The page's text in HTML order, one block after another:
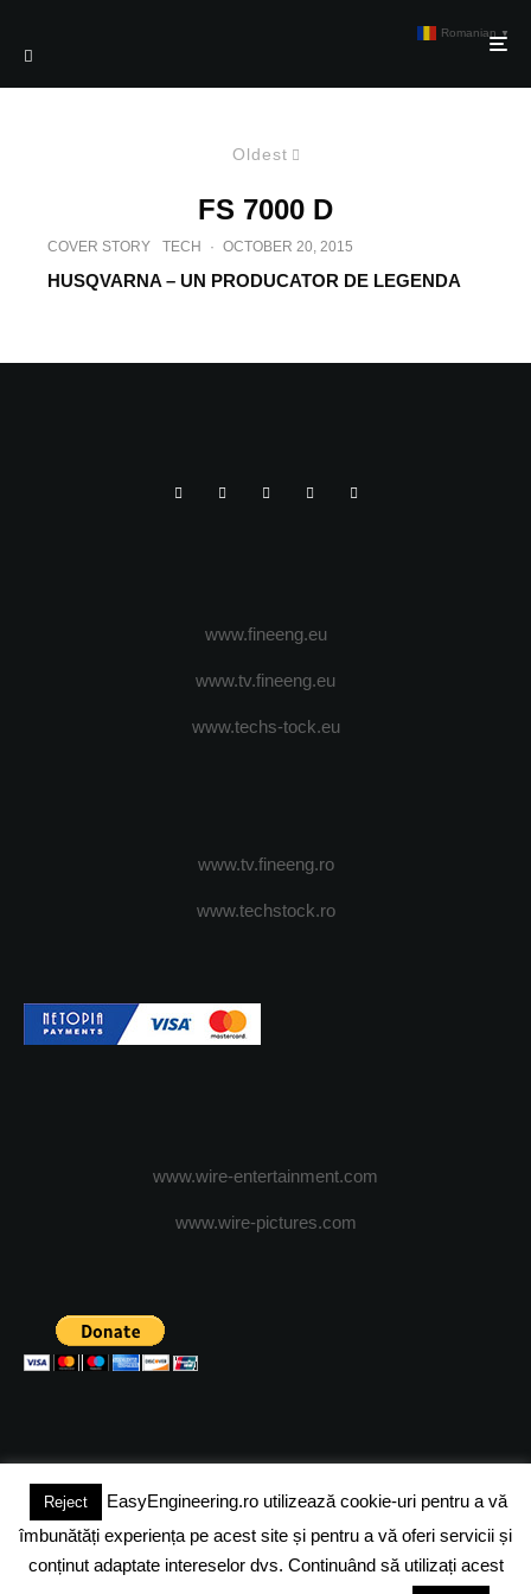
Oldest
FS 7000 D
COVER STORY TECH · OCTOBER 20, 2015
HUSQVARNA – UN PRODUCATOR DE LEGENDA
www.fineeng.eu
www.tv.fineeng.eu
www.techs-tock.eu
www.tv.fineeng.ro
www.techstock.ro
www.wire-entertainment.com
www.wire-pictures.com
(c) 2024 - FineEngineeringMagazine. All rights reserved.
DESPRE NOI ADVERTISING JOBS DESPRE COOKIES
Reject
EasyEngineering.ro utilizează cookie-uri pentru a vă
îmbunătăți experiența pe acest site și pentru a vă oferi servicii și
conținut adaptate intereselor dvs. Continuând să utilizați acest
Romanian ▼